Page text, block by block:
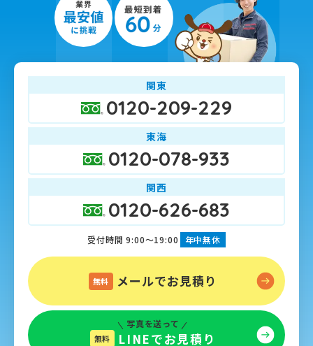
関東
0120-209-229
東海
0120-078-933
関西
0120-626-683
受付時間 9:00～19:00 年中無休
無料 メールでお見積り
写真を送って
無料 LINEでお見積り